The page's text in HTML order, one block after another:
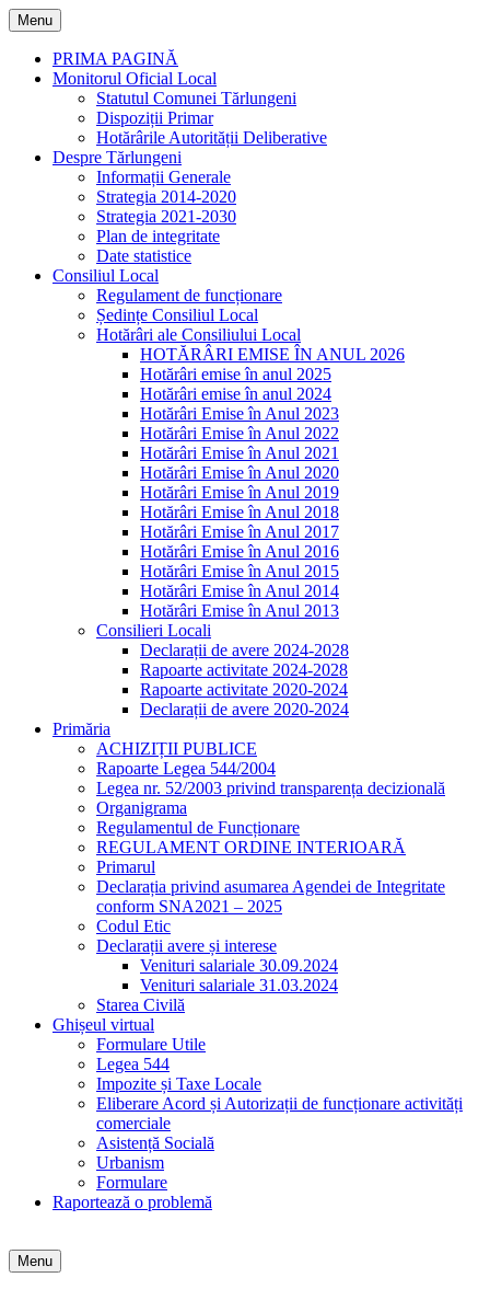
Skip
to
content
Menu
PRIMA PAGINĂ
Monitorul Oficial Local
Statutul Comunei Tărlungeni
Dispoziții Primar
Hotărârile Autorității Deliberative
Despre Tărlungeni
Informații Generale
Strategia 2014-2020
Strategia 2021-2030
Plan de integritate
Date statistice
Consiliul Local
Regulament de funcționare
Ședințe Consiliul Local
Hotărâri ale Consiliului Local
HOTĂRÂRI EMISE ÎN ANUL 2026
Hotărâri emise în anul 2025
Hotărâri emise în anul 2024
Hotărâri Emise în Anul 2023
Hotărâri Emise în Anul 2022
Hotărâri Emise în Anul 2021
Hotărâri Emise în Anul 2020
Hotărâri Emise în Anul 2019
Hotărâri Emise în Anul 2018
Hotărâri Emise în Anul 2017
Hotărâri Emise în Anul 2016
Hotărâri Emise în Anul 2015
Hotărâri Emise în Anul 2014
Hotărâri Emise în Anul 2013
Consilieri Locali
Declarații de avere 2024-2028
Rapoarte activitate 2024-2028
Rapoarte activitate 2020-2024
Declarații de avere 2020-2024
Primăria
ACHIZIȚII PUBLICE
Rapoarte Legea 544/2004
Legea nr. 52/2003 privind transparența decizională
Organigrama
Regulamentul de Funcționare
REGULAMENT ORDINE INTERIOARĂ
Primarul
Declarația privind asumarea Agendei de Integritate
conform SNA2021 – 2025
Codul Etic
Declarații avere și interese
Venituri salariale 30.09.2024
Venituri salariale 31.03.2024
Starea Civilă
Ghișeul virtual
Formulare Utile
Legea 544
Impozite și Taxe Locale
Eliberare Acord și Autorizații de funcționare activități
comerciale
Asistență Socială
Urbanism
Formulare
Raportează o problemă
Menu